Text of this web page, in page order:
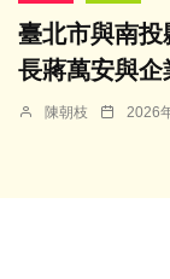
臺北市與南
長蔣萬安與企
陳朝枝 2026